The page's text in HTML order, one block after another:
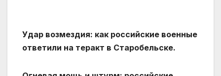
Удар возмездия: как российские военные
ответили на теракт в Старобельске.